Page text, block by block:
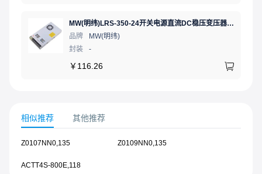
MW(明纬)LRS-350-24开关电源直流DC稳压变压器监控24V 14.6A
品牌
MW(明纬)
封装
-
￥ 116.26
相似推荐 其他推荐
Z0107NN0,135 Z0109NN0,135
ACTT4S-800E,118